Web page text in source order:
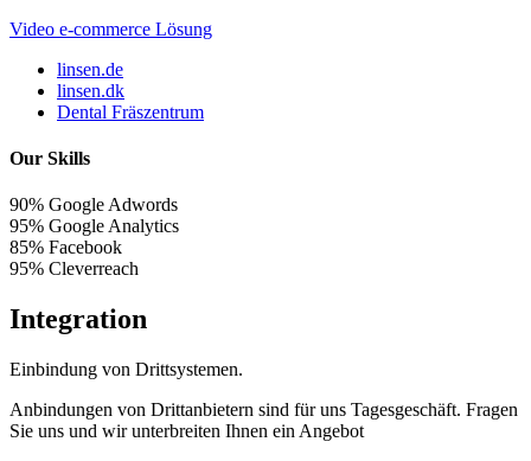
Video e-commerce Lösung
linsen.de
linsen.dk
Dental Fräszentrum
Our Skills
90% Google Adwords
95% Google Analytics
85% Facebook
95% Cleverreach
Integration
Einbindung von Drittsystemen.
Anbindungen von Drittanbietern sind für uns Tagesgeschäft. Fragen
Sie uns und wir unterbreiten Ihnen ein Angebot